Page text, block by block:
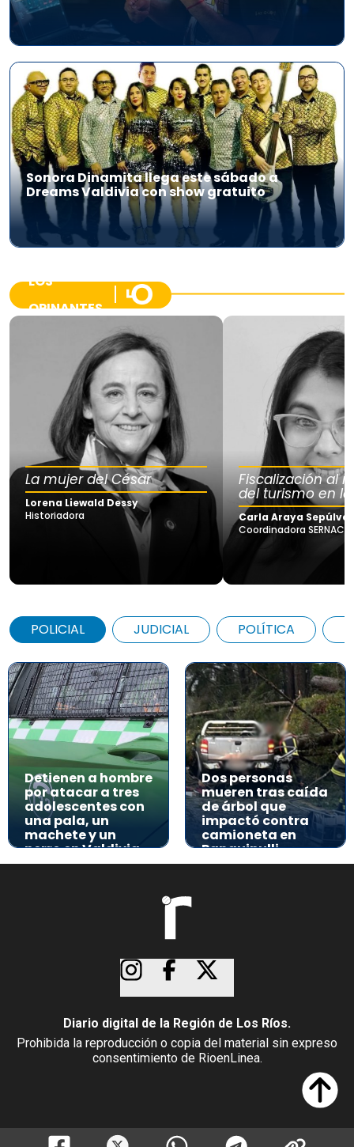
Sonora Dinamita llega este sábado a
Dreams Valdivia con show gratuito
LOS
OPINANTES
La mujer del César
Lorena Liewald Dessy
Historiadora
Fiscalización al
del turismo en
Carla Araya
Coordinadora SERNAC
POLICIAL JUDICIAL POLÍTICA
Detienen a hombre
por atacar a tres
adolescentes con
una pala, un
machete y un
perro en Valdivia
Dos personas
mueren tras caída
de árbol que
impactó contra
camioneta en
Panguipulli
Diario digital de la Región de Los Ríos.
Prohibida la reproducción o copia del material sin expreso
consentimiento de RioenLinea.